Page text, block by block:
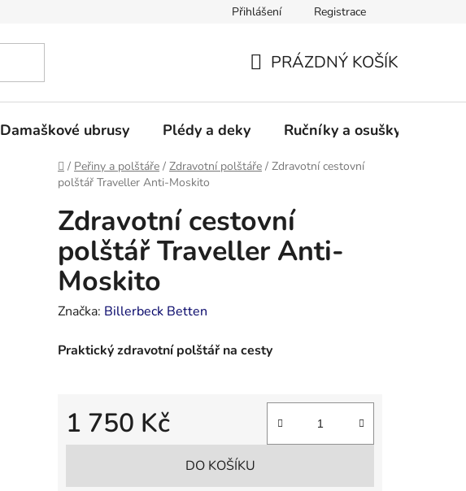
Přihlášení Registrace
KOŠÍK
PRÁZDNÝ KOŠÍK
Damaškové ubrusy Plédy a deky Ručníky a osušky - frotté
Domů
/ Peřiny a polštáře / Zdravotní polštáře / Zdravotní cestovní
polštář Traveller Anti-Moskito
Zdravotní cestovní
polštář Traveller Anti-
Moskito
Značka: Billerbeck Betten
Praktický zdravotní polštář na cesty
1 750 Kč
Měrná cena:
DO KOŠÍKU